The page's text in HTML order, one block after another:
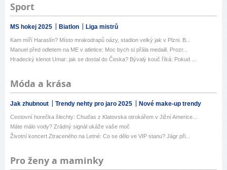
Sport
MS hokej 2025 Biatlon Liga mistrů
Kam míří Haraslín? Místo mrakodrapů oázy, stadion velký jak v Plzni. B...
Manuel před odletem na ME v atletice: Moc bych si přála medaili. Prozr...
Hradecký klenot Umar: jak se dostal do Česka? Bývalý kouč říká: Pokud ...
Móda a krása
Jak zhubnout Trendy nehty pro jaro 2025 Nové make-up trendy
Cestovní horečka šlechty: Chuďas z Klatovska otrokářem v Jižní Americe...
Máte málo vody? Zrádný signál ukáže vaše moč
Životní koncert Ztraceného na Letné: Co se dělo ve VIP stanu? Jágr při...
Pro ženy a maminky